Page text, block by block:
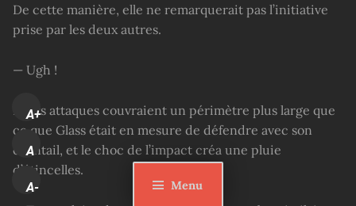
Menu
De cette manière, elle ne remarquerait pas l’initiative
prise par les deux autres.
— Ugh !
Leurs attaques couvraient un périmètre plus large que
ce que Glass était en mesure de défendre avec son
éventail, et le choc de l’impact créa une pluie
d’étincelles.
A+
A
A-